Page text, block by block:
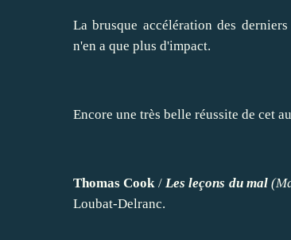
La brusque accélération des
n'en a que plus d'impact.
Encore une très belle réussite de cet
Thomas Cook / Les leçons du mal(
Loubat-Delranc.